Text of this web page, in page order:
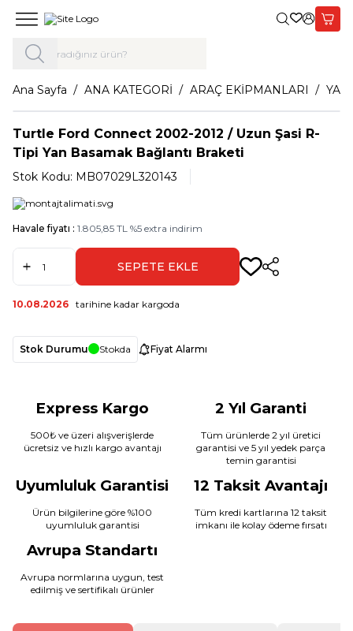
Giriş Yap,
Ana Sayfa ANA KATEGORİ ARAÇ EKİPMANLARI
Turtle Ford Connect 2002-2012 / Uzun Şasi R-
Tipi Yan Basamak Bağlantı Braketi
Stok Kodu: MB07029L320143
Havale fiyatı : 1.805,85 TL %5 extra indirim
SEPETE EKLE Paylaş
10.08.2026 tarihine kadar kargoda
Stok Durumu Stokda Fiyat Alarmı
Express Kargo
500₺ ve üzeri alışverişlerde
ücretsiz ve hızlı kargo avantajı
2 Yıl Garanti
Tüm ürünlerde 2 yıl üretici
garantisi ve 5 yıl yedek parça
temin garantisi
Uyumluluk Garantisi
Ürün bilgilerine göre %100
uyumluluk garantisi
12 Taksit Avantajı
Tüm kredi kartlarına 12 taksit
imkanı ile kolay ödeme fırsatı
Avrupa Standartı
Avrupa normlarına uygun, test
edilmiş ve sertifikalı ürünler